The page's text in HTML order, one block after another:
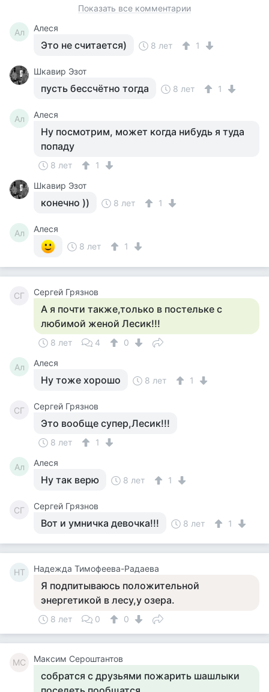
Показать все комментарии
Ал Алеся
Это не считается) 8 лет 1
Шкавир Эзот
пусть бессчётно тогда 8 лет 1
Ал Алеся
Ну посмотрим, может когда нибудь я туда
попаду
8 лет
1
Шкавир Эзот
конечно )) 8 лет 1
Ал
Алеся
8 лет
1
СГ Сергей Грязнов
А я почти также,только в постельке с
любимой женой Лесик!!!
8 лет 4 0
Ал Алеся
Ну тоже хорошо 8 лет 1
СГ Сергей Грязнов
Это вообще супер,Лесик!!!
8 лет 1
Ал Алеся
Ну так верю 8 лет 1
СГ Сергей Грязнов
Вот и умничка девочка!!! 8 лет 1
НТ Надежда Тимофеева-Радаева
Я подпитываюсь положительной
энергетикой в лесу,у озера.
8 лет 0 0
МС Максим Сероштантов
собратся с друзьями пожарить шашлыки